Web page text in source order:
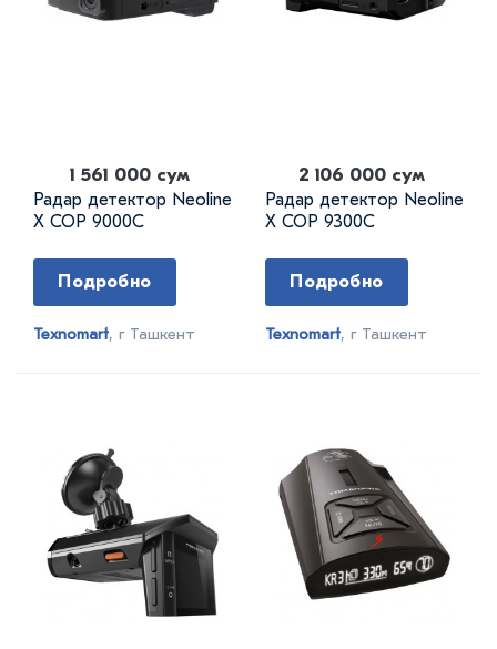
1 561 000 сум
Радар детектор Neoline
X COP 9000C
Подробно
Texnomart, г Ташкент
2 106 000 сум
Радар детектор Neoline
X COP 9300C
Подробно
Texnomart, г Ташкент